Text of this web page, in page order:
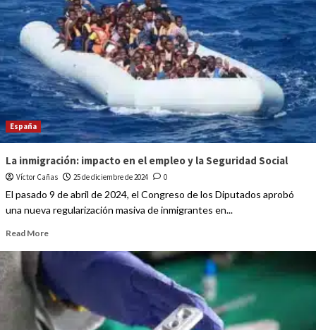
España
La inmigración: impacto en el empleo y la Seguridad Social
Víctor Cañas 25 de diciembre de 2024 0
El pasado 9 de abril de 2024, el Congreso de los Diputados aprobó
una nueva regularización masiva de inmigrantes en...
Read More